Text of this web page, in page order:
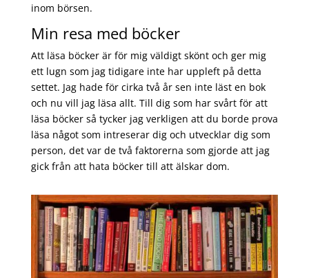
inom börsen.
Min resa med böcker
Att läsa böcker är för mig väldigt skönt och ger mig
ett lugn som jag tidigare inte har uppleft på detta
settet. Jag hade för cirka två år sen inte läst en bok
och nu vill jag läsa allt. Till dig som har svårt för att
läsa böcker så tycker jag verkligen att du borde prova
läsa något som intreserar dig och utvecklar dig som
person, det var de två faktorerna som gjorde att jag
gick från att hata böcker till att älskar dom.